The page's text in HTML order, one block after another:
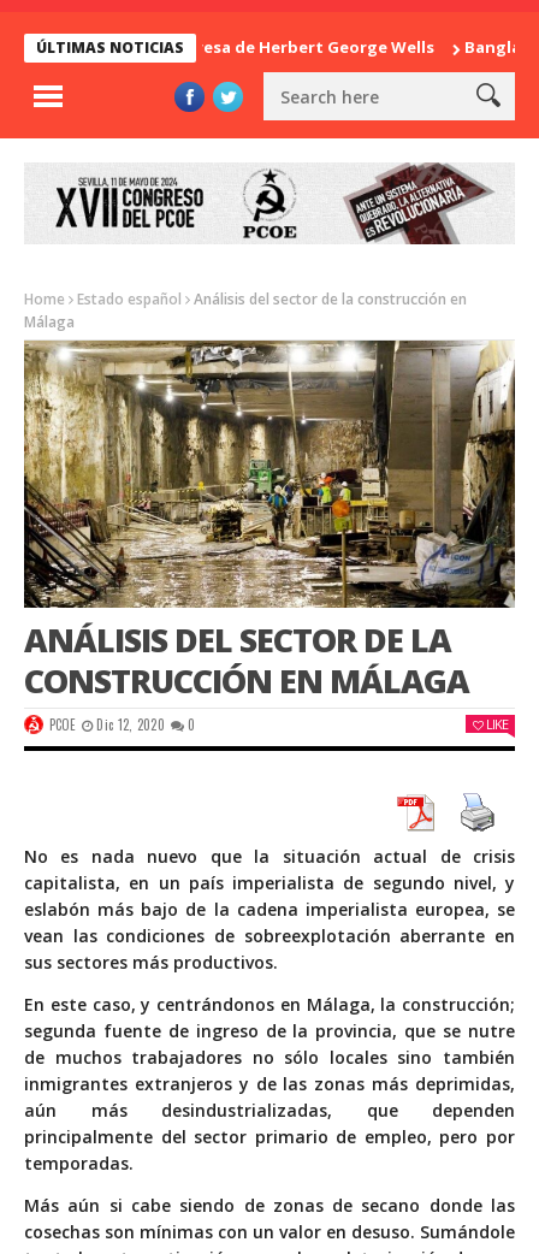
ÚLTIMAS NOTICIAS
La sorpresa de Herbert George Wells Bangladesh:
Home Estado español
Análisis del sector de la construcción en
Málaga
ANÁLISIS DEL SECTOR DE LA
CONSTRUCCIÓN EN MÁLAGA
PCOE Dic 12, 2020 0 LIKE
No es nada nuevo que la situación actual de crisis
capitalista, en un país imperialista de segundo nivel, y
eslabón más bajo de la cadena imperialista europea, se
vean las condiciones de sobreexplotación aberrante en
sus sectores más productivos.
En este caso, y centrándonos en Málaga, la construcción;
segunda fuente de ingreso de la provincia, que se nutre
de muchos trabajadores no sólo locales sino también
inmigrantes extranjeros y de las zonas más deprimidas,
aún más desindustrializadas, que dependen
principalmente del sector primario de empleo, pero por
temporadas.
Más aún si cabe siendo de zonas de secano donde las
cosechas son mínimas con un valor en desuso. Sumándole